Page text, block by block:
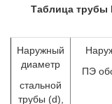
Таблица трубы
Наружный
диаметр
стальной
трубы (d),
ПЭ